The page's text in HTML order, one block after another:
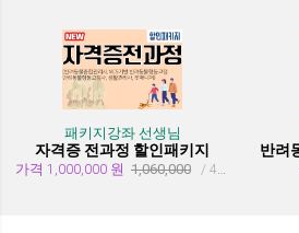
패키지강좌 선생님
자격증 전과정 할인패키지
가격 1,000,000 원 1,060,000 / 455일